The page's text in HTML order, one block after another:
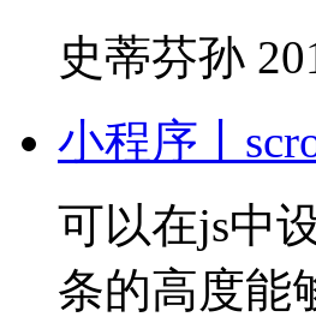
史蒂芬孙
小程序丨
可以在js中
条的高度能